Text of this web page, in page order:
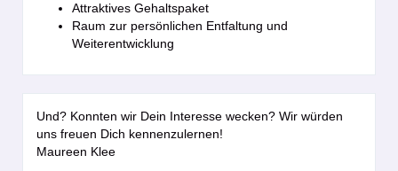
Attraktives Gehaltspaket
Raum zur persönlichen Entfaltung und
Weiterentwicklung
Und? Konnten wir Dein Interesse wecken? Wir würden
uns freuen Dich kennenzulernen!
Maureen Klee